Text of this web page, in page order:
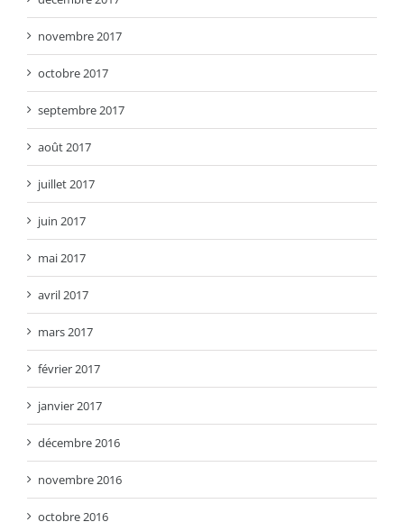
novembre 2017
octobre 2017
septembre 2017
août 2017
juillet 2017
juin 2017
mai 2017
avril 2017
mars 2017
février 2017
janvier 2017
décembre 2016
novembre 2016
octobre 2016